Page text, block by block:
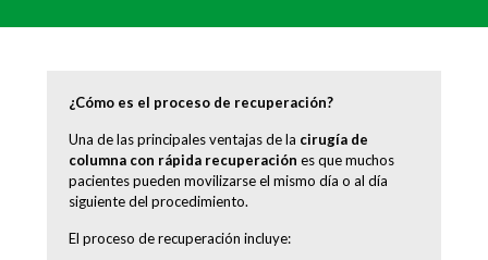
¿Cómo es el proceso de recuperación?
Una de las principales ventajas de la cirugía de
columna con rápida recuperación es que muchos
pacientes pueden movilizarse el mismo día o al día
siguiente del procedimiento.
El proceso de recuperación incluye: